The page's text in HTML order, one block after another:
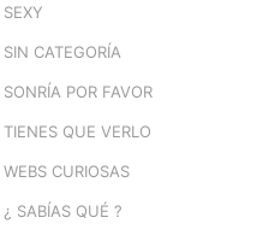
SEXY
SIN CATEGORÍA
SONRÍA POR FAVOR
TIENES QUE VERLO
WEBS CURIOSAS
¿ SABÍAS QUÉ ?